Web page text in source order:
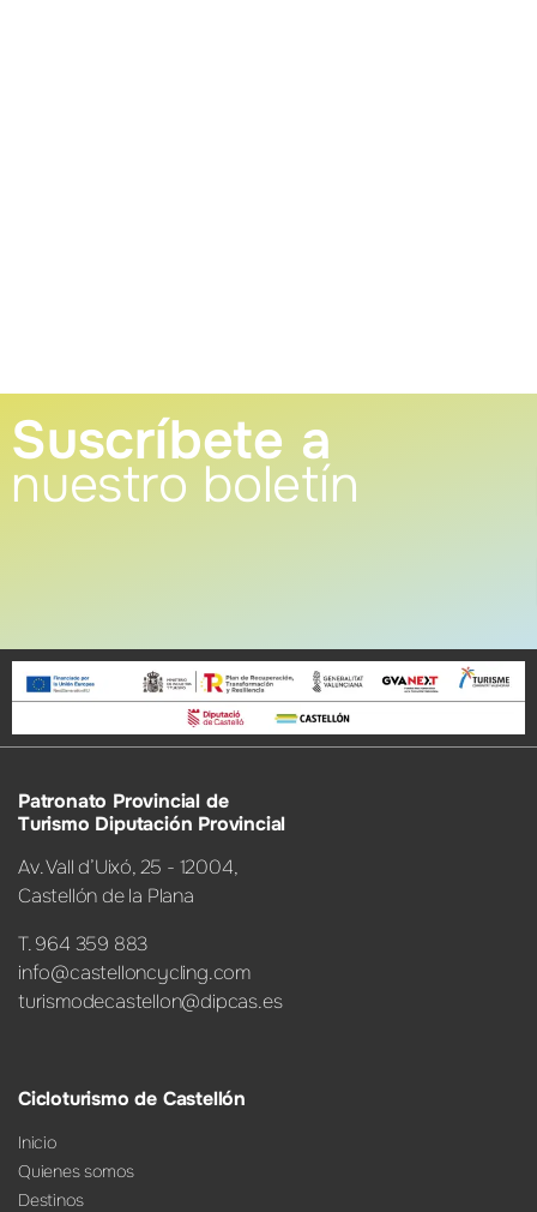
Suscríbete a
nuestro boletín
Patronato Provincial de
Turismo Diputación Provincial
Av. Vall d’Uixó, 25 - 12004,
Castellón de la Plana
T. 964 359 883
info@castelloncycling.com
turismodecastellon@dipcas.es
Cicloturismo de Castellón
Inicio
Quienes somos
Destinos